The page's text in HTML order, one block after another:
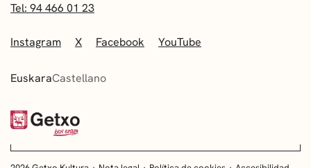
Tel: 94 466 01 23
Instagram X Facebook YouTube
EuskaraCastellano